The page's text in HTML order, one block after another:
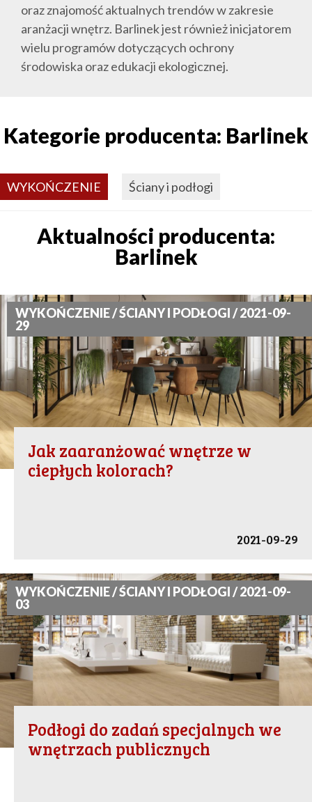
oraz znajomość aktualnych trendów w zakresie
aranżacji wnętrz. Barlinek jest również inicjatorem
wielu programów dotyczących ochrony
środowiska oraz edukacji ekologicznej.
Kategorie producenta: Barlinek
WYKOŃCZENIE Ściany i podłogi
Aktualności producenta:
Barlinek
WYKOŃCZENIE / ŚCIANY I PODŁOGI / 2021-09-
29
Jak zaaranżować wnętrze w
ciepłych kolorach?
2021-09-29
WYKOŃCZENIE / ŚCIANY I PODŁOGI / 2021-09-
03
Podłogi do zadań specjalnych we
wnętrzach publicznych